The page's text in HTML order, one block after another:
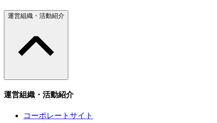
運営組織・活動紹介
運営組織・活動紹介
コーポレートサイト